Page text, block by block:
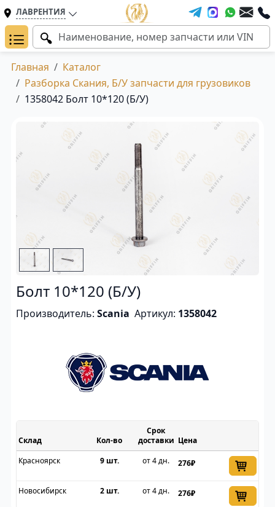
ЛАВРЕНТИЯ
Главная
Каталог
Разборка Скания, Б/У запчасти для грузовиков
1358042 Болт 10*120 (Б/У)
Болт 10*120 (Б/У)
Производитель: Scania Артикул: 1358042
Склад
Срок
доставки Цена
Красноярск
9 шт. от 4 дн. 276₽
Новосибирск 2 шт. от 4 дн. 276₽